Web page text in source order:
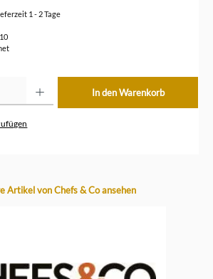
1 - 2 Tage
In den Warenkorb
Artikel von Chefs & Co ansehen